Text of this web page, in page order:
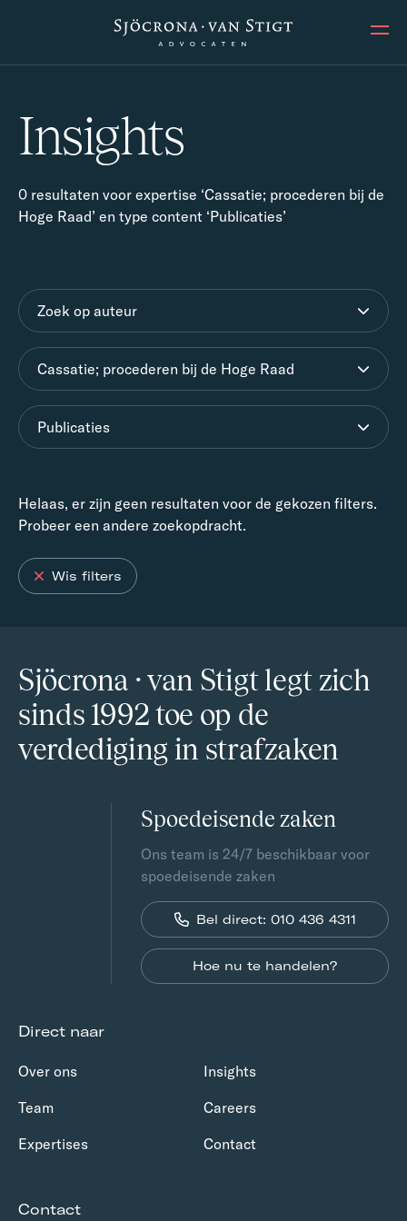
Insights
0 resultaten voor expertise ‘Cassatie; procederen bij de
Hoge Raad’ en type content ‘Publicaties’
Zoek op auteur
Cassatie; procederen bij de Hoge Raad
Publicaties
Helaas, er zijn geen resultaten voor de gekozen filters.
Probeer een andere zoekopdracht.
Wis filters
Sjöcrona · van Stigt legt zich
sinds 1992 toe op de
verdediging in strafzaken
Spoedeisende zaken
Ons team is 24/7 beschikbaar voor
spoedeisende zaken
Bel direct: 010 436 4311
Hoe nu te handelen?
Direct naar
Over ons
Insights
Team
Careers
Expertises
Contact
Contact